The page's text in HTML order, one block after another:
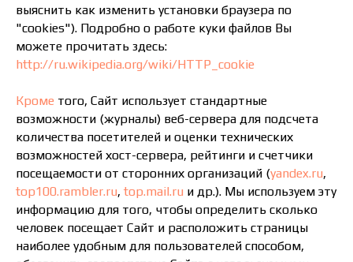
выяснить как изменить установки браузера по
"cookies"). Подробно о работе куки файлов Вы
можете прочитать здесь:
http://ru.wikipedia.org/wiki/HTTP_cookie
Кроме того, Сайт использует стандартные
возможности (журналы) веб-сервера для подсчета
количества посетителей и оценки технических
возможностей хост-сервера, рейтинги и счетчики
посещаемости от сторонних организаций (yandex.ru,
top100.rambler.ru, top.mail.ru и др.). Мы используем эту
информацию для того, чтобы определить сколько
человек посещает Сайт и расположить страницы
наиболее удобным для пользователей способом,